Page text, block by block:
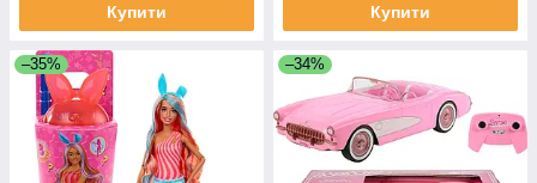
Купити Купити
–35% –34%